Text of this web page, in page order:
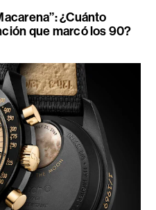
¿Cuánto
que marcó los 90?